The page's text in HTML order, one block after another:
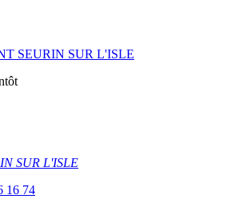
SEURIN SUR L'ISLE
SUR L'ISLE
16 74